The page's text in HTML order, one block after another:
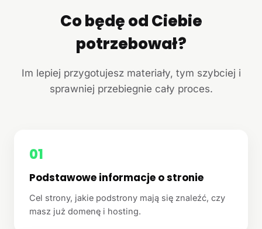
Co będę od Ciebie
potrzebował?
Im lepiej przygotujesz materiały, tym szybciej i
sprawniej przebiegnie cały proces.
01
Podstawowe informacje o stronie
Cel strony, jakie podstrony mają się znaleźć, czy
masz już domenę i hosting.